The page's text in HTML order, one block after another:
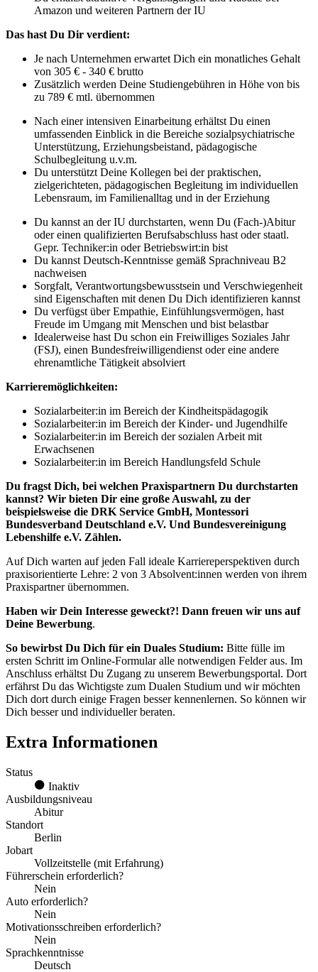
Amazon und weiteren Partnern der IU
Das hast Du Dir verdient:
Je nach Unternehmen erwartet Dich ein monatliches Gehalt
von 305 € - 340 € brutto
Zusätzlich werden Deine Studiengebühren in Höhe von bis
zu 789 € mtl. übernommen
Nach einer intensiven Einarbeitung erhältst Du einen
umfassenden Einblick in die Bereiche sozialpsychiatrische
Unterstützung, Erziehungsbeistand, pädagogische
Schulbegleitung u.v.m.
Du unterstützt Deine Kollegen bei der praktischen,
zielgerichteten, pädagogischen Begleitung im individuellen
Lebensraum, im Familienalltag und in der Erziehung
Du kannst an der IU durchstarten, wenn Du (Fach-)Abitur
oder einen qualifizierten Berufsabschluss hast oder staatl.
Gepr. Techniker:in oder Betriebswirt:in bist
Du kannst Deutsch-Kenntnisse gemäß Sprachniveau B2
nachweisen
Sorgfalt, Verantwortungsbewusstsein und Verschwiegenheit
sind Eigenschaften mit denen Du Dich identifizieren kannst
Du verfügst über Empathie, Einfühlungsvermögen, hast
Freude im Umgang mit Menschen und bist belastbar
Idealerweise hast Du schon ein Freiwilliges Soziales Jahr
(FSJ), einen Bundesfreiwilligendienst oder eine andere
ehrenamtliche Tätigkeit absolviert
Karrieremöglichkeiten:
Sozialarbeiter:in im Bereich der Kindheitspädagogik
Sozialarbeiter:in im Bereich der Kinder- und Jugendhilfe
Sozialarbeiter:in im Bereich der sozialen Arbeit mit
Erwachsenen
Sozialarbeiter:in im Bereich Handlungsfeld Schule
Du fragst Dich, bei welchen Praxispartnern Du durchstarten
kannst? Wir bieten Dir eine große Auswahl, zu der
beispielsweise die DRK Service GmbH, Montessori
Bundesverband Deutschland e.V. Und Bundesvereinigung
Lebenshilfe e.V. Zählen.
Auf Dich warten auf jeden Fall ideale Karriereperspektiven durch
praxisorientierte Lehre: 2 von 3 Absolvent:innen werden von ihrem
Praxispartner übernommen.
Haben wir Dein Interesse geweckt?! Dann freuen wir uns auf
Deine Bewerbung.
So bewirbst Du Dich für ein Duales Studium: Bitte fülle im
ersten Schritt im Online-Formular alle notwendigen Felder aus. Im
Anschluss erhältst Du Zugang zu unserem Bewerbungsportal. Dort
erfährst Du das Wichtigste zum Dualen Studium und wir möchten
Dich dort durch einige Fragen besser kennenlernen. So können wir
Dich besser und individueller beraten.
Extra Informationen
Status
Inaktiv
Ausbildungsniveau
Abitur
Standort
Berlin
Jobart
Vollzeitstelle (mit Erfahrung)
Führerschein erforderlich?
Nein
Auto erforderlich?
Nein
Motivationsschreiben erforderlich?
Nein
Sprachkenntnisse
Deutsch